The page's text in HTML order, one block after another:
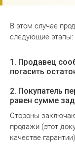
В этом случае
следующие этапы:
1. Продавец
погасить
2. Покупатель
равен сумме
Стороны
продажи (этот
качестве